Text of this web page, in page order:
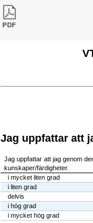
PDF
Jag uppfattar att
Jag uppfattar att jag genom
kunskaper/färdigheter.
i mycket liten grad
i liten grad
delvis
i hög grad
i mycket hög grad